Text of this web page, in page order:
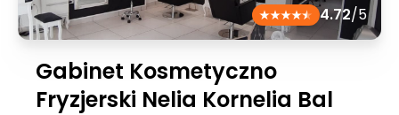
4.72/5
Gabinet Kosmetyczno
Fryzjerski Nelia Kornelia Bal